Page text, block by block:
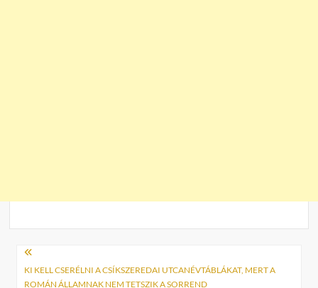
Bejegyzés
navigáció
KI KELL CSERÉLNI A CSÍKSZEREDAI UTCANÉVTÁBLÁKAT, MERT A
ROMÁN ÁLLAMNAK NEM TETSZIK A SORREND